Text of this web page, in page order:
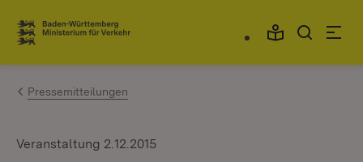
Zum Inhalt springen
Link zur Startseite
Pressemitteilungen
Veranstaltung 2.12.2015